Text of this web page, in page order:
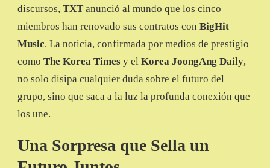
discursos, TXT anunció al mundo que los cinco
miembros han renovado sus contratos con BigHit
Music. La noticia, confirmada por medios de prestigio
como The Korea Times y el Korea JoongAng Daily,
no solo disipa cualquier duda sobre el futuro del
grupo, sino que saca a la luz la profunda conexión que
los une.
Una Sorpresa que Sella un